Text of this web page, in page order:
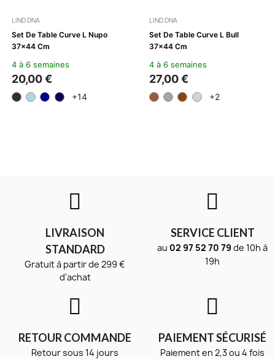
LIND DNA
Set De Table Curve L Nupo
37x44 Cm
4 à 6 semaines
20,00 €
+14
LIND DNA
Set De Table Curve L Bull
37x44 Cm
4 à 6 semaines
27,00 €
+2
LIVRAISON
STANDARD
Gratuit à partir de 299 €
d'achat
SERVICE CLIENT
au 02 97 52 70 79 de 10h à
19h
RETOUR COMMANDE
Retour sous 14 jours
PAIEMENT SÉCURISÉ
Paiement en 2,3 ou 4 fois